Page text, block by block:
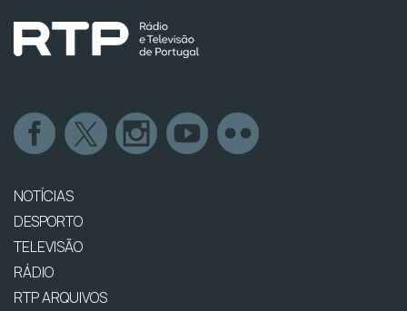
NOTÍCIAS
DESPORTO
TELEVISÃO
RÁDIO
RTP ARQUIVOS